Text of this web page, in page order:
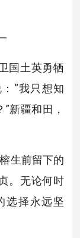
国土英勇牺
“我只想知
新疆和田，
生前留下的
。无论何时
选择永远坚